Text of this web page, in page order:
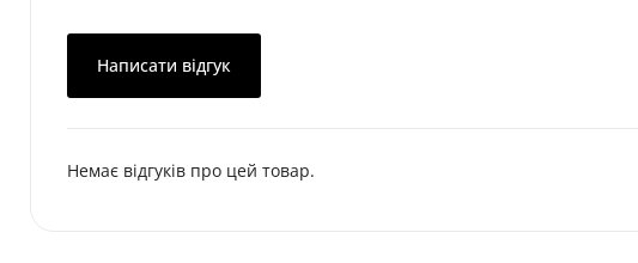
Написати відгук
Немає відгуків про цей товар.